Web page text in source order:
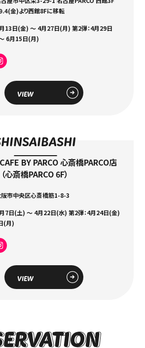
金)より西館8Fに移転
13日(金) ～ 4月27日(月) 第2弾：4月29日
6月15日(月)
VIEW
BY PARCO 心斎橋PARCO店
（心斎橋PARCO 6F）
市中央区心斎橋筋1-8-3
7日(土) ～ 4月22日(水) 第2弾：4月24日(金)
(月)
VIEW